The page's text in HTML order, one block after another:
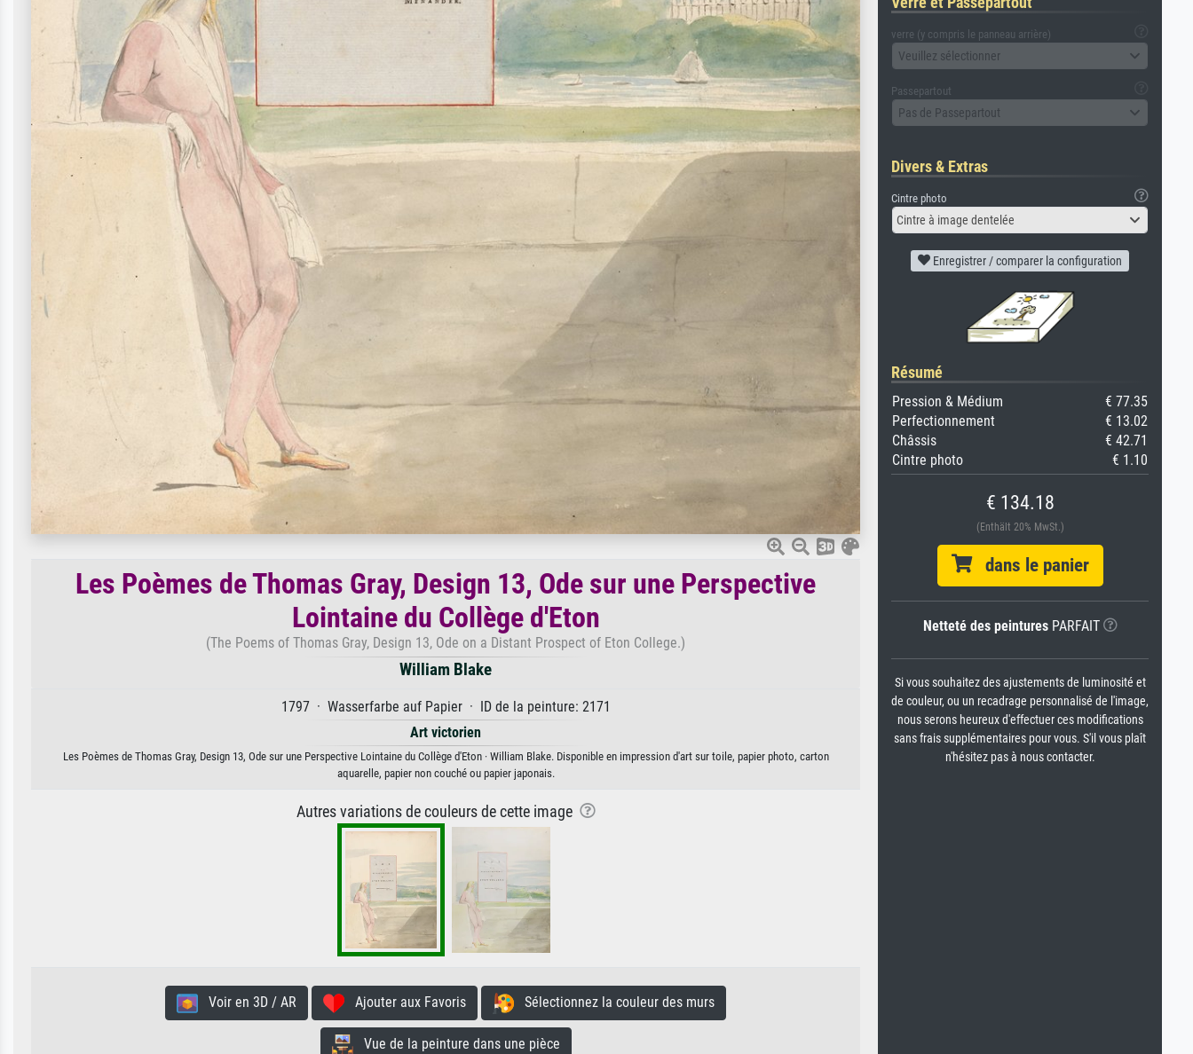
Les Poèmes de Thomas Gray, Design 13, Ode sur une Perspective
Lointaine du Collège d'Eton
(The Poems of Thomas Gray, Design 13, Ode on a Distant Prospect of Eton College.)
William Blake
1797 · Wasserfarbe auf Papier · ID de la peinture: 2171
Art victorien
Les Poèmes de Thomas Gray, Design 13, Ode sur une Perspective Lointaine du Collège d'Eton · William Blake. Disponible en impression d'art sur toile, papier photo, carton
aquarelle, papier non couché ou papier japonais.
Autres variations de couleurs de cette image
Voir en 3D / AR Ajouter aux Favoris Sélectionnez la couleur des murs
Vue de la peinture dans une pièce
verre (y compris le panneau arrière)
Veuillez sélectionner
Passepartout
Pas de Passepartout
Divers & Extras
Cintre photo
Cintre à image dentelée
Enregistrer / comparer la configuration
Résumé
Pression & Médium
€ 77.35
Perfectionnement
€ 13.02
Châssis
€ 42.71
Cintre photo
€ 1.10
€ 134.18
(Enthält 20% MwSt.)
dans le panier
Netteté des peinturesPARFAIT
Si vous souhaitez des ajustements de luminosité et
de couleur, ou un recadrage personnalisé de l'image,
nous serons heureux d'effectuer ces modifications
sans frais supplémentaires pour vous. S'il vous plaît
n'hésitez pas à nous contacter.